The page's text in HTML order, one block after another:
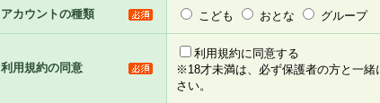
るものとします。
5.当社がお聞きする個人情報は、すべて会員登録希望者の自由な意思
のと考えております。従って、会員登録希望者が自らの個人情報の提
合には、当社はその個人情報をお預かりいたしません が、提供され
社の取扱商品やサービス等をご利用いただけない場合がありますこと
アカウントの種類 こども おとな グループ
利用規約の同意
利用規約に同意する
※18才未満は、必ず保護者の方と一緒
さい。